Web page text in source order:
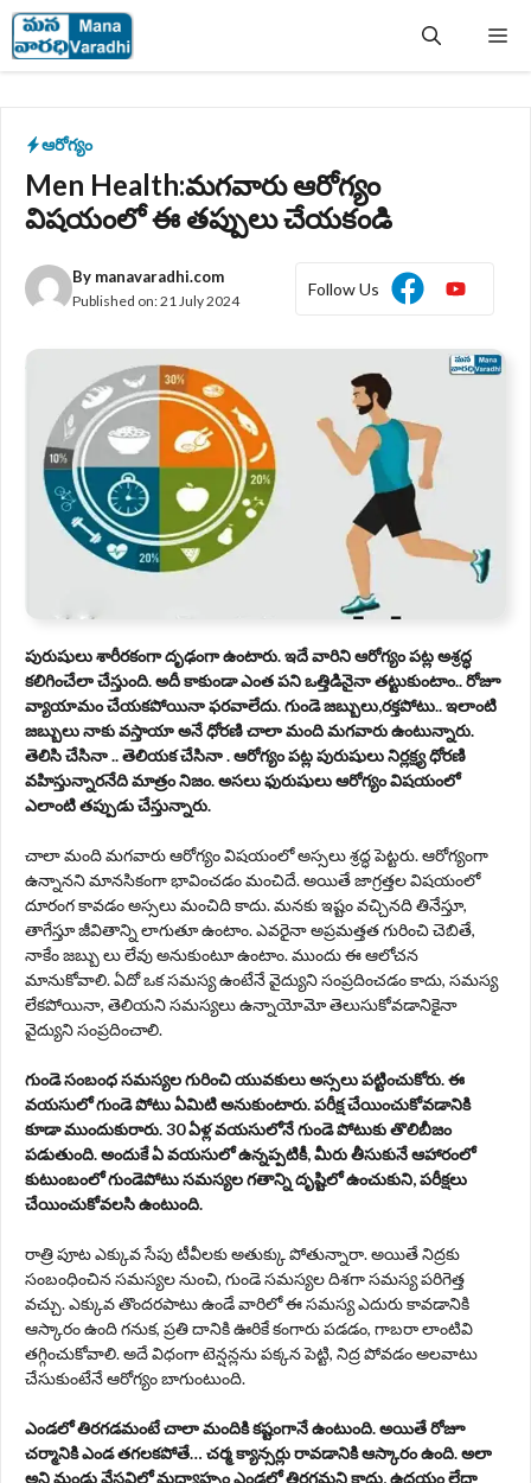
Skip
to
content
ఆరోగ్యం
Men Health:మగవారు ఆరోగ్యం
విషయంలో ఈ తప్పులు చేయకండి
By manavaradhi.com
Published on:21 July 2024
Follow Us
పురుషులు శారీరకంగా దృఢంగా ఉంటారు. ఇదే వారిని ఆరోగ్యం పట్ల అశ్రద్ధ
కలిగించేలా చేస్తుంది. అదీ కాకుండా ఎంత పని ఒత్తిడినైనా తట్టుకుంటాం.. రోజూ
వ్యాయామం చేయకపోయినా ఫరవాలేదు. గుండె జబ్బులు,రక్తపోటు.. ఇలాంటి
జబ్బులు నాకు వస్తాయా అనే ధోరణి చాలా మంది మగవారు ఉంటున్నారు.
తెలిసి చేసినా .. తెలియక చేసినా . ఆరోగ్యం పట్ల పురుషులు నిర్లక్ష్య ధోరణి
వహిస్తున్నారనేది మాత్రం నిజం. అసలు ఫురుషులు ఆరోగ్యం విషయంలో
ఎలాంటి తప్పుడు చేస్తున్నారు.
చాలా మంది మగవారు ఆరోగ్యం విషయంలో అస్సలు శ్రద్ధ పెట్టరు. ఆరోగ్యంగా
ఉన్నానని మానసికంగా భావించడం మంచిదే. అయితే జాగ్రత్తల విషయంలో
దూరంగ కావడం అస్సలు మంచిది కాదు. మనకు ఇష్టం వచ్చినది తినేస్తూ,
తాగేస్తూ జీవితాన్ని లాగుతూ ఉంటాం. ఎవరైనా అప్రమత్తత గురించి చెబితే,
నాకేం జబ్బు లు లేవు అనుకుంటూ ఉంటాం. ముందు ఈ ఆలోచన
మానుకోవాలి. ఏదో ఒక సమస్య ఉంటేనే వైద్యుని సంప్రదించడం కాదు, సమస్య
లేకపోయినా, తెలియని సమస్యలు ఉన్నాయోమో తెలుసుకోవడానికైనా
వైద్యుని సంప్రదించాలి.
గుండె సంబంధ సమస్యల గురించి యువకులు అస్సలు పట్టించుకోరు. ఈ
వయసులో గుండె పోటు ఏమిటి అనుకుంటారు. పరీక్ష చేయించుకోవడానికి
కూడా ముందుకురారు. 30 ఏళ్ల వయసులోనే గుండె పోటుకు తొలిబీజం
పడుతుంది. అందుకే ఏ వయసులో ఉన్నప్పటికీ, మీరు తీసుకునే ఆహారంలో
కుటుంబంలో గుండెపోటు సమస్యల గతాన్ని దృష్టిలో ఉంచుకుని, పరీక్షలు
చేయించుకోవలసి ఉంటుంది.
రాత్రి పూట ఎక్కువ సేపు టీవీలకు అతుక్కు పోతున్నారా. అయితే నిద్రకు
సంబంధించిన సమస్యల నుంచి, గుండె సమస్యల దిశగా సమస్య పరిగెత్త
వచ్చు. ఎక్కువ తొందరపాటు ఉండే వారిలో ఈ సమస్య ఎదురు కావడానికి
ఆస్కారం ఉంది గనుక, ప్రతి దానికి ఊరికే కంగారు పడడం, గాబరా లాంటివి
తగ్గించుకోవాలి. అదే విధంగా టెన్షన్లను పక్కన పెట్టి, నిద్ర పోవడం అలవాటు
చేసుకుంటేనే ఆరోగ్యం బాగుంటుంది.
ఎండలో తిరగడమంటే చాలా మందికి కష్టంగానే ఉంటుంది. అయితే రోజూ
చర్మానికి ఎండ తగలకపోతే… చర్మ క్యాన్సర్లు రావడానికి ఆస్కారం ఉంది. అలా
అని మండు వేసవిలో మధ్యాహ్నం ఎండలో తిరగమని కాదు, ఉదయం లేదా